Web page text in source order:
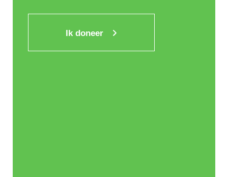
Ik doneer